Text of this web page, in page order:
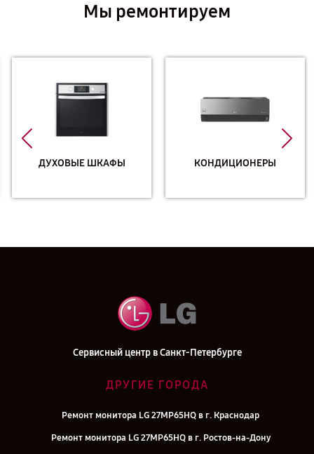
Мы ремонтируем
ДУХОВЫЕ ШКАФЫ КОНДИЦИОНЕРЫ
Сервисный центр в Санкт-Петербурге
ДРУГИЕ ГОРОДА
Ремонт монитора LG 27MP65HQ в г. Краснодар
Ремонт монитора LG 27MP65HQ в г. Ростов-на-Дону